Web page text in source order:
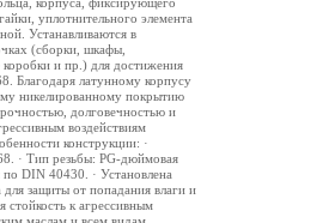
уплотнительного элемента
Устанавливаются в
(сборки, шкафы,
коробки и пр.) для достижения
Благодаря латунному корпусу
никелированному покрытию
долговечностью и
воздействиям
конструкции: ·
· Тип резьбы: PG-дюймовая
по DIN 40430. · Установлена
защиты от попадания влаги и
к агрессивным